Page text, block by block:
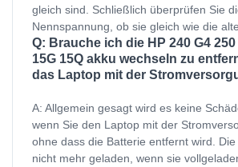
gleich sind. Schließlich überprüfen Sie
Nennspannung, ob sie gleich wie die
Q: Brauche ich die HP 240 G4 250
15G 15Q akku wechseln zu
das Laptop mit der
A: Allgemein gesagt wird es keine
wenn Sie den Laptop mit der
ohne dass die Batterie entfernt wird.
nicht mehr geladen, wenn sie